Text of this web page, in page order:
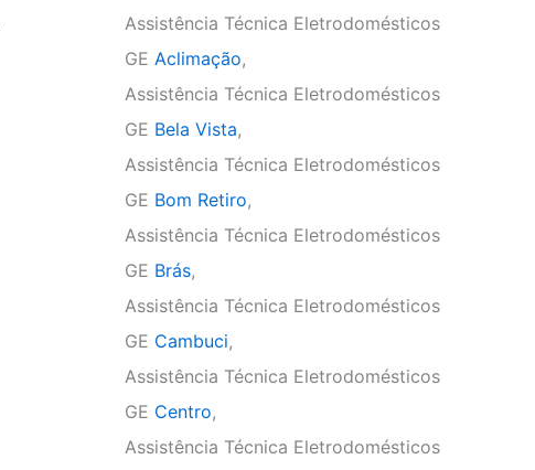
Assistência Técnica Eletrodomésticos
GE Aclimação,
Assistência Técnica Eletrodomésticos
GE Bela Vista,
Assistência Técnica Eletrodomésticos
GE Bom Retiro,
Assistência Técnica Eletrodomésticos
GE Brás,
Assistência Técnica Eletrodomésticos
GE Cambuci,
Assistência Técnica Eletrodomésticos
GE Centro,
Assistência Técnica Eletrodomésticos